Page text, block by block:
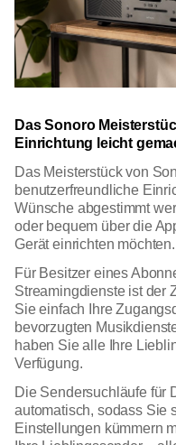
Das Sonoro
Einrichtung leicht
Das Meisterstück von
benutzerfreundliche
Wünsche abgestimmt
oder bequem über die
Gerät einrichten möchten.
Für Besitzer eines
Streamingdienste ist der
Sie einfach Ihre
bevorzugten
haben Sie alle Ihre
Verfügung.
Die Sendersuchläufe für
automatisch, sodass Sie
Einstellungen kümmern